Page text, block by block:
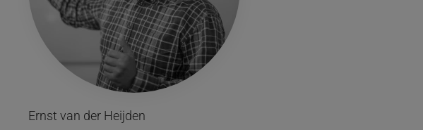
Ernst van der Heijden